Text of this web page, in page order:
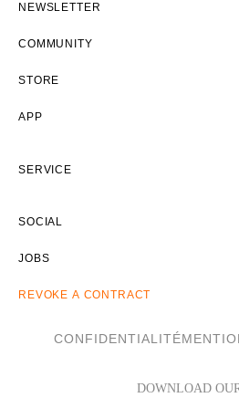
NEWSLETTER
COMMUNITY
STORE
APP
SERVICE
SOCIAL
JOBS
REVOKE A CONTRACT
CONFIDENTIALITÉ
DOWNLOAD